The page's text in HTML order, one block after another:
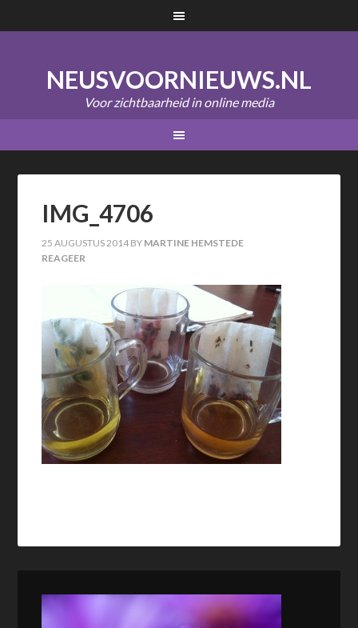
NEUSVOORNIEUWS.NL
Voor zichtbaarheid in online media
IMG_4706
25 AUGUSTUS 2014 BY MARTINE HEMSTEDE
REAGEER